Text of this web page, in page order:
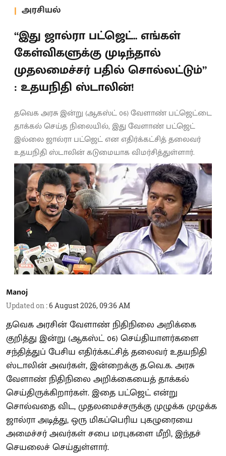
அரசியல்
“இது ஜால்ரா பட்ஜெட்.. எங்கள்
கேள்விகளுக்கு முடிந்தால்
முதலமைச்சர் பதில் சொல்லட்டும்”
: உதயநிதி ஸ்டாலின்!
தவெக அரசு இன்று (ஆகஸ்ட் 06) வேளாண் பட்ஜெட்டை
தாக்கல் செய்த நிலையில், இது வேளாண் பட்ஜெட்
இல்லை ஜால்ரா பட்ஜெட் என எதிர்க்கட்சித் தலைவர்
உதயநிதி ஸ்டாலின் கடுமையாக விமர்சித்துள்ளார்.
Manoj
Updated on :6 August 2026, 09:36 AM
தவெக அரசின் வேளாண் நிதிநிலை அறிக்கை
குறித்து இன்று (ஆகஸ்ட் 06) செய்தியாளர்களை
சந்தித்துப் பேசிய எதிர்க்கட்சித் தலைவர் உதயநிதி
ஸ்டாலின் அவர்கள், இன்றைக்கு த.வெ.க. அரசு
வேளாண் நிதிநிலை அறிக்கையைத் தாக்கல்
செய்திருக்கிறார்கள். இதை பட்ஜெட் என்று
சொல்வதை விட, முதலமைச்சருக்கு முழுக்க முழுக்க
ஜால்ரா அடித்து, ஒரு மிகப்பெரிய புகழுரையை
அமைச்சர் அவர்கள் சபை மரபுகளை மீறி, இந்தச்
செயலைச் செய்துள்ளார்.